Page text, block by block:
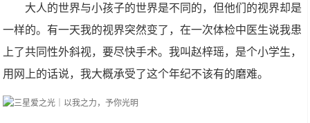
大人的世界与小孩子的世界是不同的，但他们的视界却是
一样的。有一天我的视界突然变了，在一次体检中医生说我患
上了共同性外斜视，要尽快手术。我叫赵梓瑶，是个小学生，
用网上的话说，我大概承受了这个年纪不该有的磨难。